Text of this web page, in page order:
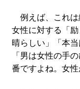
例えば、これは
女性に対する「
晴らしい」「本
「男は女性の手
番ですよね。女性